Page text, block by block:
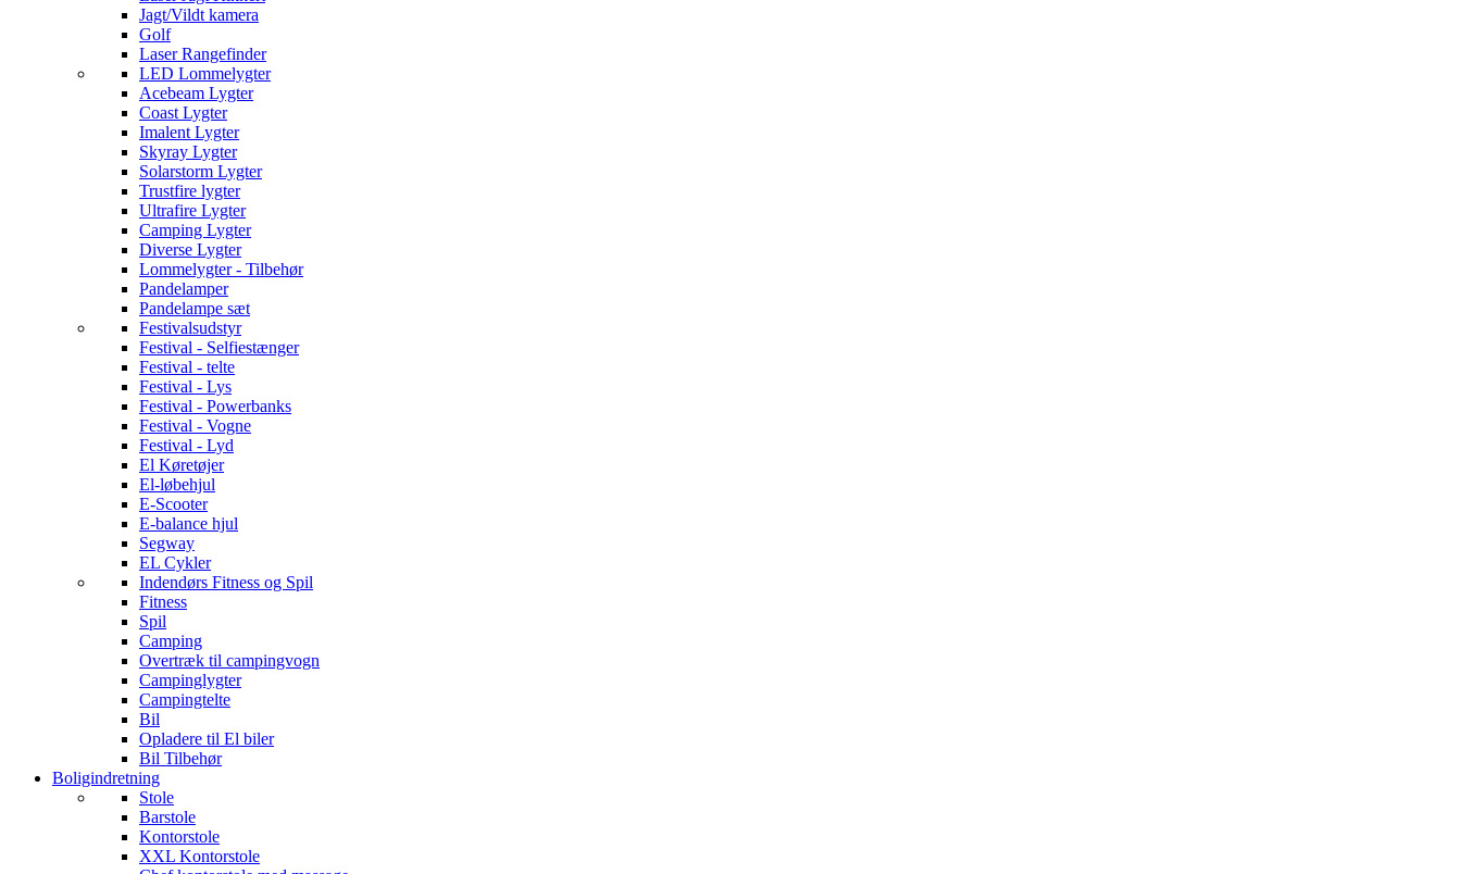
Jagt/Vildt kamera
Golf
Laser Rangefinder
LED Lommelygter
Acebeam Lygter
Coast Lygter
Imalent Lygter
Skyray Lygter
Solarstorm Lygter
Trustfire lygter
Ultrafire Lygter
Camping Lygter
Diverse Lygter
Lommelygter - Tilbehør
Pandelamper
Pandelampe sæt
Festivalsudstyr
Festival - Selfiestænger
Festival - telte
Festival - Lys
Festival - Powerbanks
Festival - Vogne
Festival - Lyd
El Køretøjer
El-løbehjul
E-Scooter
E-balance hjul
Segway
EL Cykler
Indendørs Fitness og Spil
Fitness
Spil
Camping
Overtræk til campingvogn
Campinglygter
Campingtelte
Bil
Opladere til El biler
Bil Tilbehør
Boligindretning
Stole
Barstole
Kontorstole
XXL Kontorstole